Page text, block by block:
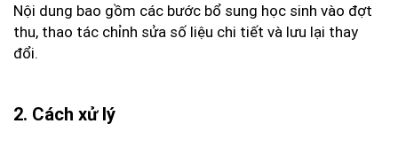
Nội dung bao gồm các bước bổ sung học sinh vào đợt
thu, thao tác chỉnh sửa số liệu chi tiết và lưu lại thay
đổi.
2. Cách xử lý